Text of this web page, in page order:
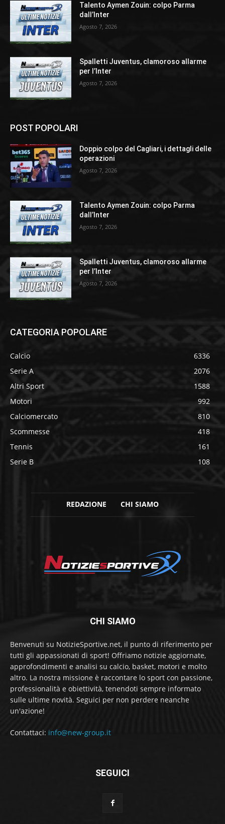
Talento Aymen Zouin: colpo Parma
dall’Inter
Agosto 7, 2026
Spalletti Juventus, clamoroso allarme
per l’Inter
Agosto 7, 2026
POST POPOLARI
Doppio colpo del Cagliari, i dettagli delle
operazioni
Agosto 7, 2026
Talento Aymen Zouin: colpo Parma
dall’Inter
Agosto 7, 2026
Spalletti Juventus, clamoroso allarme
per l’Inter
Agosto 7, 2026
CATEGORIA POPOLARE
Calcio
6336
Serie A
2076
Altri Sport
1588
Motori
992
Calciomercato
810
Scommesse
418
Tennis
161
Serie B
108
REDAZIONE CHI SIAMO
CHI SIAMO
Benvenuti su NotizieSportive.net, il punto di riferimento per
tutti gli appassionati di sport! Offriamo notizie aggiornate,
approfondimenti e analisi su calcio, basket, motori e molto
altro. La nostra missione è raccontare lo sport con passione,
professionalità e obiettività, tenendoti sempre informato
sulle ultime novità. Seguici per non perdere neanche
un'azione!
Contattaci: info@new-group.it
SEGUICI